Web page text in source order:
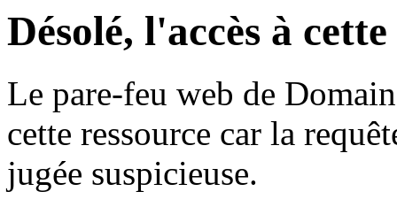
Désolé, l'accès à
Le pare-feu web de
cette ressource car la
jugée suspicieuse.